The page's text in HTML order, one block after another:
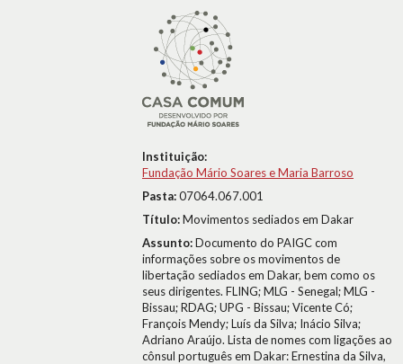
Instituição:
Fundação Mário Soares e Maria Barroso
Pasta:07064.067.001
Título:Movimentos sediados em Dakar
Assunto:Documento do PAIGC com
informações sobre os movimentos de
libertação sediados em Dakar, bem como os
seus dirigentes. FLING; MLG - Senegal; MLG -
Bissau; RDAG; UPG - Bissau; Vicente Có;
François Mendy; Luís da Silva; Inácio Silva;
Adriano Araújo. Lista de nomes com ligações ao
cônsul português em Dakar: Ernestina da Silva,